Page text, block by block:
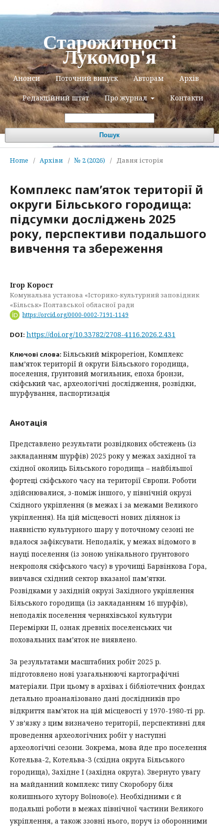
Старожитності
Лукомор'я
Анонси Поточний випуск Авторам Архів
Редакційний штат Про журнал Контакти
Пошук
Home / Архіви / № 2 (2026) / Давня історія
Комплекс пам’яток території й
округи Більського городища:
підсумки досліджень 2025
року, перспективи подальшого
вивчення та збереження
Ігор Корост
Комунальна установа «Історико-культурний заповідник
«Більськ» Полтавської обласної ради
https://orcid.org/0000-0002-7191-1149
DOI: https://doi.org/10.33782/2708-4116.2026.2.431
Ключові слова: Більський мікрорегіон, Комплекс
пам’яток території й округи Більського городища,
поселення, ґрунтовий могильник, епоха бронзи,
скіфський час, археологічні дослідження, розвідки,
шурфування, паспортизація
Анотація
Представлено результати розвідкових обстежень (із
закладанням шурфів) 2025 року у межах західної та
східної околиць Більського городища – найбільшої
фортеці скіфського часу на території Європи. Роботи
здійснювалися, з-поміж іншого, у північній окрузі
Східного укріплення (в межах і за межами Великого
укріплення). На цій місцевості нових ділянок із
наявністю культурного шару у поточному сезоні не
вдалося зафіксувати. Неподалік, у межах відомого в
науці поселення (із зоною унікального ґрунтового
некрополя скіфського часу) в урочищі Барвінкова Гора,
вивчався східний сектор вказаної пам’ятки.
Розвідками у західній окрузі Західного укріплення
Більського городища (із закладанням 16 шурфів),
неподалік поселення черняхівської культури
Перемірки II, ознак древніх поселенських чи
поховальних пам’яток не виявлено.
За результатами масштабних робіт 2025 р.
підготовлено нові узагальнюючі картографічні
матеріали. При цьому в архівах і бібліотечних фондах
детально проаналізовано дані дослідників про
відкриття пам’яток на цій місцевості у 1970-1980-ті рр.
У зв’язку з цим визначено території, перспективні для
проведення археологічних робіт у наступні
археологічні сезони. Зокрема, мова йде про поселення
Котельва-2, Котельва-3 (східна округа Більського
городища), Західне I (західна округа). Звернуто увагу
на майданний комплекс типу Скоробору біля
колишнього хутору Воїново(е). Необхідними є й
подальші роботи в межах північної частини Великого
укріплення, а також ззовні нього, поруч із оборонними